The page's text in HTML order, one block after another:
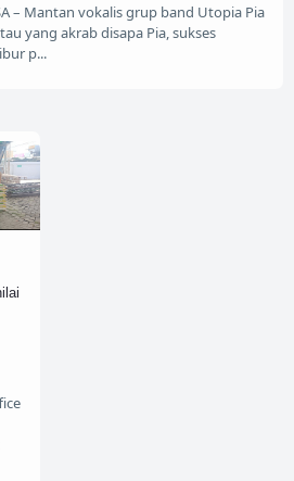
– Mantan vokalis grup band Utopia Pia
yang akrab disapa Pia, sukses
p